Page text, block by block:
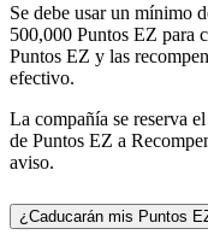
Se debe usar un mínimo
500,000 Puntos EZ para
Puntos EZ y las
efectivo.
La compañía se reserva
de Puntos EZ a
aviso.
¿Caducarán mis Puntos